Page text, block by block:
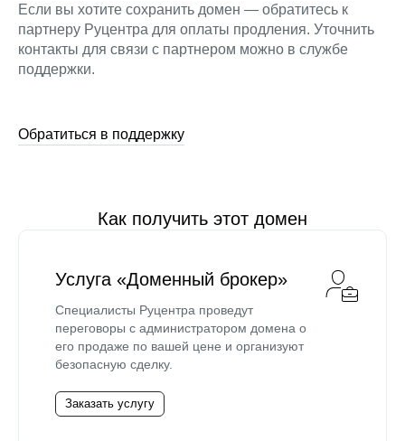
Если вы хотите сохранить домен — обратитесь к
партнеру Руцентра для оплаты продления. Уточнить
контакты для связи с партнером можно в службе
поддержки.
Обратиться в поддержку
Как получить этот домен
Услуга «Доменный брокер»
Специалисты Руцентра проведут
переговоры с администратором домена о
его продаже по вашей цене и организуют
безопасную сделку.
Заказать услугу